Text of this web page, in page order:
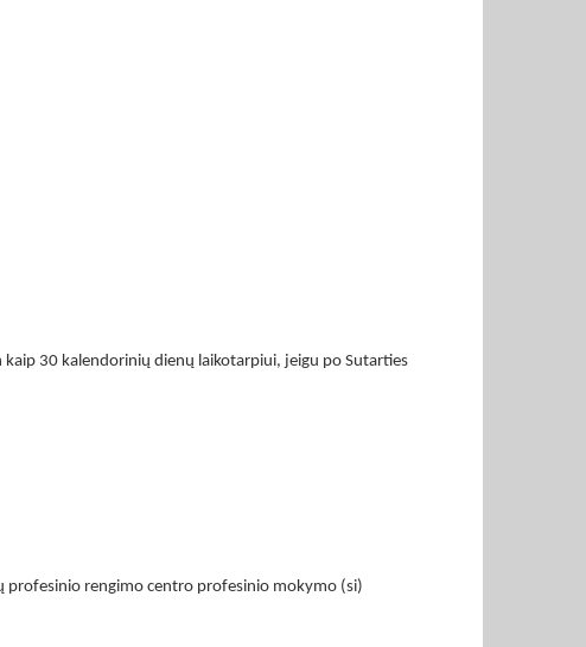
30 kalendorinių dienų laikotarpiui, jeigu po Sutarties
rengimo centro profesinio mokymo (si)